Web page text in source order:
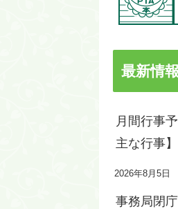
最新情報
月間行事
主な行事】
2026年8月5日
事務局閉